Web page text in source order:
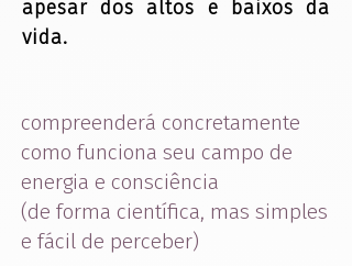
apesar dos altos e baixos da
vida.
compreenderá concretamente
como funciona seu campo de
energia e consciência
(de forma científica, mas simples
e fácil de perceber)